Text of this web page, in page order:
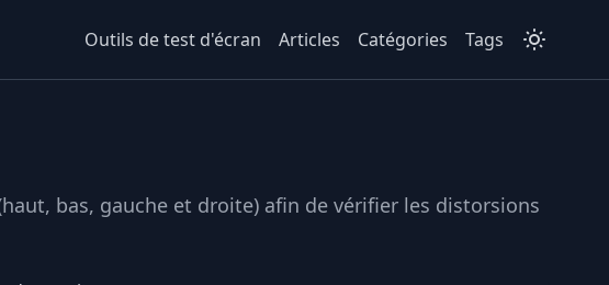
Outils de test d'écran Articles Catégories Tags
bas, gauche et droite) afin de vérifier les distorsions